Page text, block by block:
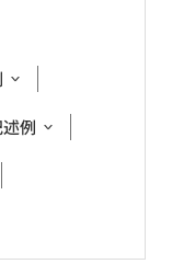
例